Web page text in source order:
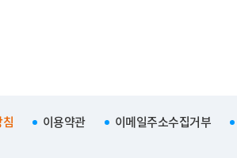
이용약관 이메일주소수집거부